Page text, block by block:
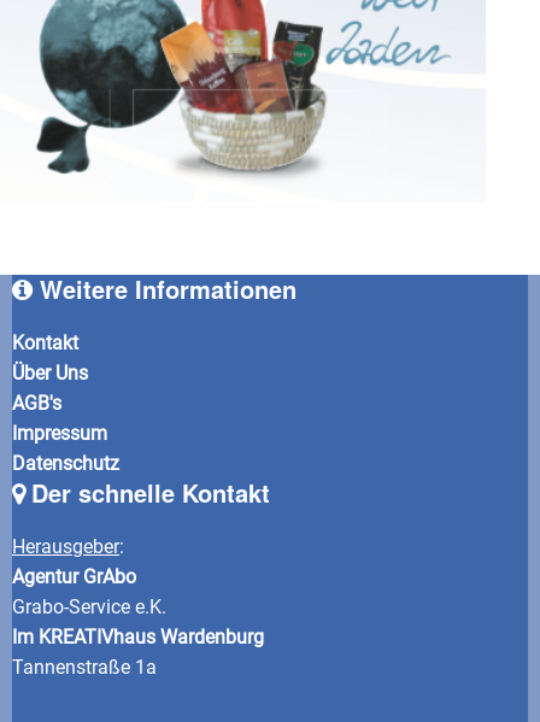
Weitere Informationen
Kontakt
Über Uns
AGB's
Impressum
Datenschutz
Der schnelle Kontakt
Herausgeber:
Agentur GrAbo
Grabo-Service e.K.
Im KREATIVhaus Wardenburg
Tannenstraße 1a